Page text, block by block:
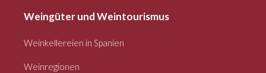
Weingüter und Weintourismus
Weinkellereien in Spanien
Weinregionen